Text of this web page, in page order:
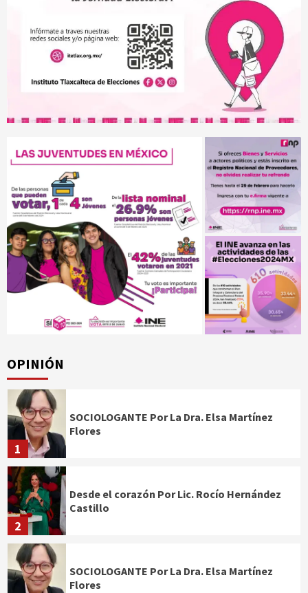
OPINIÓN
1
SOCIOLOGANTE Por La Dra. Elsa Martínez
Flores
2
Desde el corazón Por Lic. Rocío Hernández
Castillo
SOCIOLOGANTE Por La Dra. Elsa Martínez
Flores